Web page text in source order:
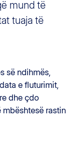
mund të
tuaja të
së ndihmës,
e fluturimit,
dhe çdo
rastin